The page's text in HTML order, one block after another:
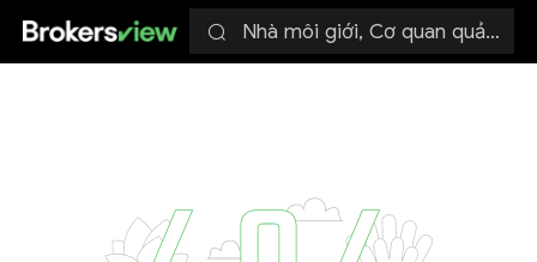
Nhà môi giới, Cơ quan quản lý